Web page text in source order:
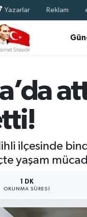
Yazarlar Reklam
ilçesinde
yaşam
1 DK
OKUNMA SÜRESI
Haritası